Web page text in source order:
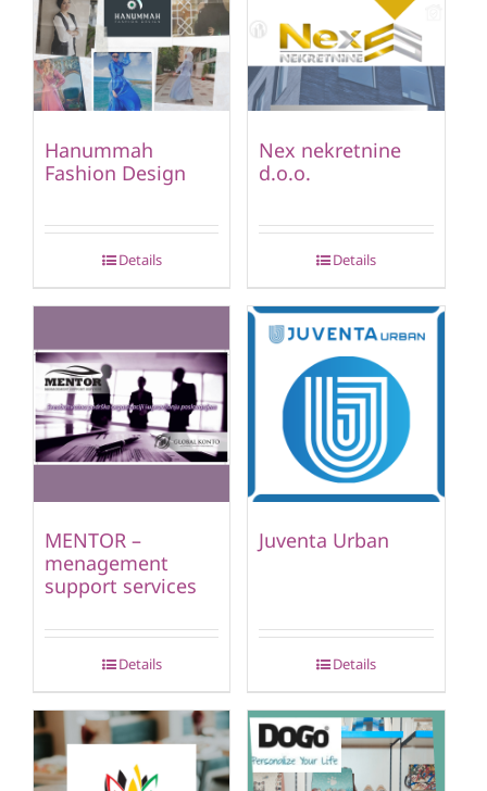
Hanummah
Fashion Design
Details
Nex nekretnine
d.o.o.
Details
MENTOR –
menagement
support services
Details
Juventa Urban
Details